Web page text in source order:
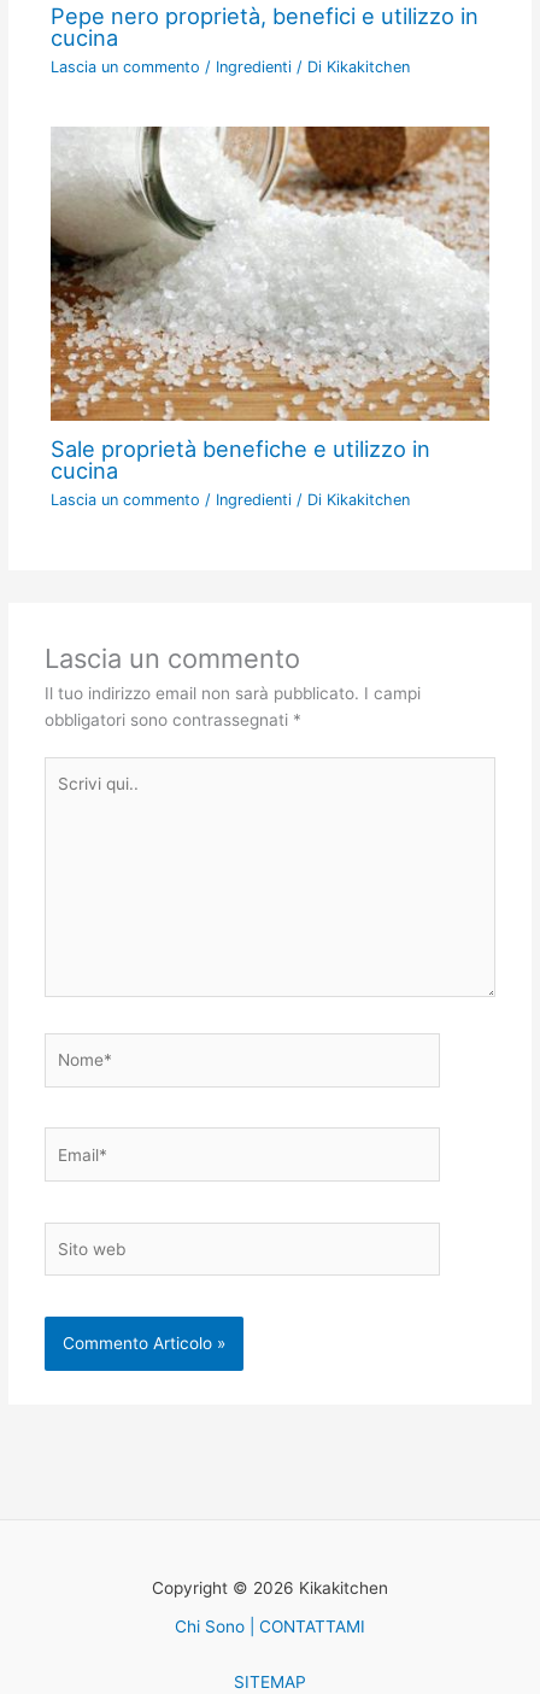
Pepe nero proprietà, benefici e utilizzo in
cucina
Lascia un commento / Ingredienti/ Di Kikakitchen
Sale proprietà benefiche e utilizzo in
cucina
Lascia un commento / Ingredienti/ Di Kikakitchen
Lascia un commento
Il tuo indirizzo email non sarà pubblicato. I campi
obbligatori sono contrassegnati *
qui..
web
Copyright © 2026 Kikakitchen
Chi Sono | CONTATTAMI
SITEMAP